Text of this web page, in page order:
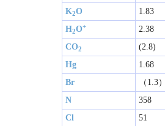
K2O 1.83
H2O+ 2.38
CO2 (2.8)
Hg
1.68
Br
（1.3）
N
358
Cl
51